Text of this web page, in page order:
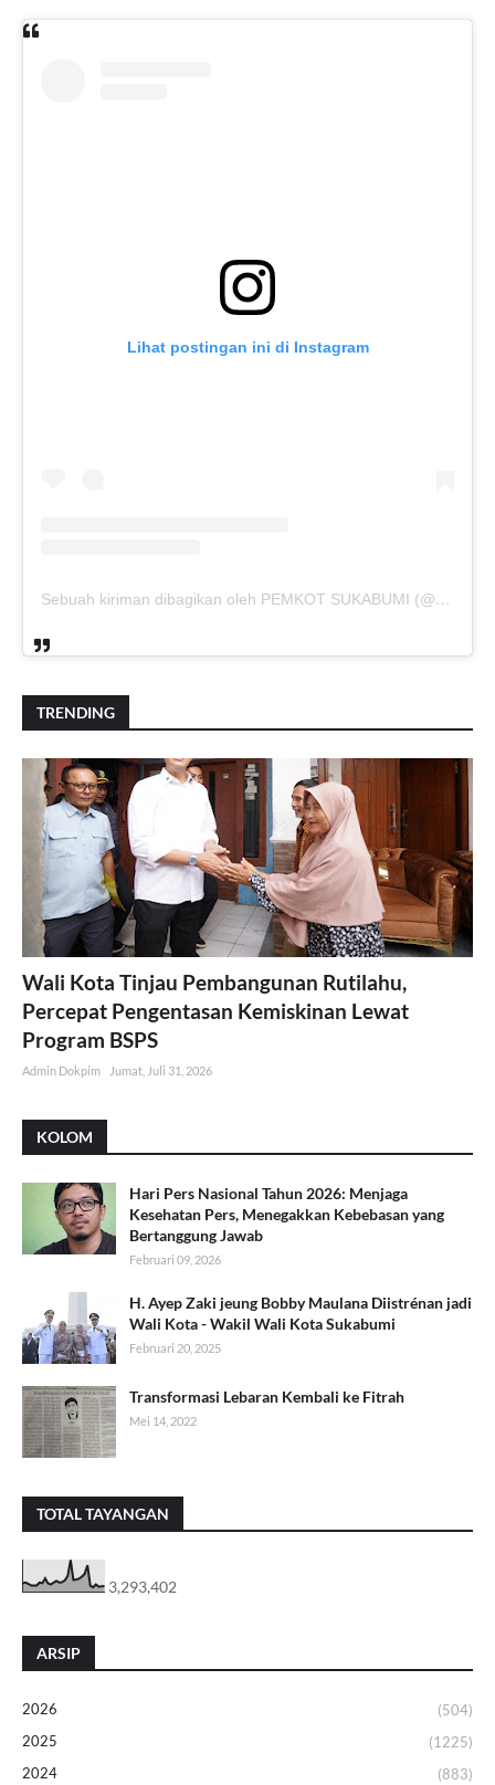
Lihat postingan ini di Instagram
Sebuah kiriman dibagikan oleh PEMKOT SUKABUMI (@pemkotsukabumi_)
TRENDING
Wali Kota Tinjau Pembangunan Rutilahu,
Percepat Pengentasan Kemiskinan Lewat
Program BSPS
Admin Dokpim Jumat, Juli 31, 2026
KOLOM
Hari Pers Nasional Tahun 2026: Menjaga
Kesehatan Pers, Menegakkan Kebebasan yang
Bertanggung Jawab
Februari 09, 2026
H. Ayep Zaki jeung Bobby Maulana Diistrénan jadi
Wali Kota - Wakil Wali Kota Sukabumi
Februari 20, 2025
Transformasi Lebaran Kembali ke Fitrah
Mei 14, 2022
TOTAL TAYANGAN
3,293,402
ARSIP
2026
(504)
2025
(1225)
2024
(883)